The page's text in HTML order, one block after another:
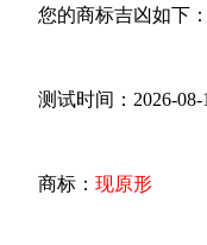
您的商标吉凶如下：
测试时间：2026-08-
商标： 现原形